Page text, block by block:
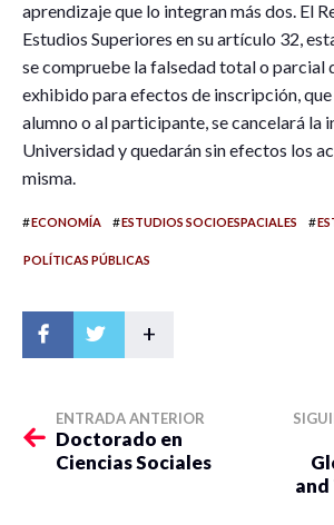
aprendizaje que lo integran más dos. El
Estudios Superiores en su artículo 32,
se compruebe la falsedad total o parcial
exhibido para efectos de inscripción,
alumno o al participante, se cancelará la
Universidad y quedarán sin efectos los
misma.
#ECONOMÍA #ESTUDIOS SOCIOESPACIALES #
POLÍTICAS PÚBLICAS
+
ENTRADA ANTERIOR
Doctorado en
Ciencias Sociales
and